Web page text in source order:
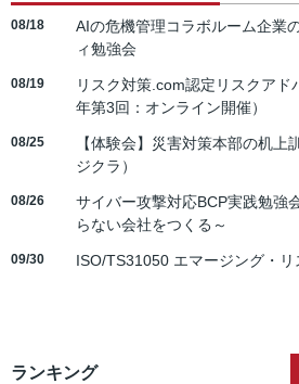
08/18
AIの危機管理コラボルーム企業
ィ勉強会
08/19
リスク対策.com認定リスクア
年第3回：オンライン開催）
08/25
【体験会】災害対策本部の机
ジクラ）
08/26
サイバー攻撃対応BCP実践勉強
らない会社をつくる～
09/30 ISO/TS31050 エマージング・リ
ランキング